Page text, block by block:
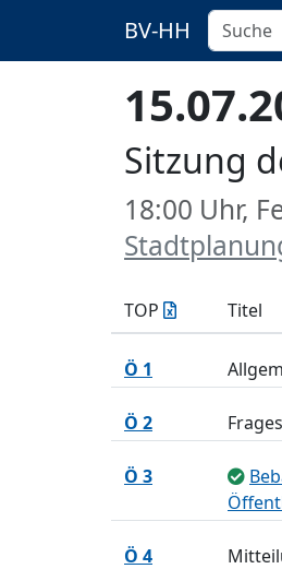
BV-HH
Sitzung
18:00 Uhr,
TOP Titel
Ö 1
Ö 2
Ö 3
Ö 4